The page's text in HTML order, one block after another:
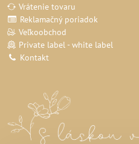
Vrátenie tovaru
Reklamačný poriadok
Veľkoobchod
Private label - white label
Kontakt